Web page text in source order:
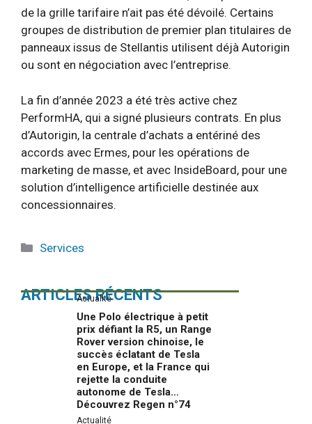
de la grille tarifaire n’ait pas été dévoilé. Certains
groupes de distribution de premier plan titulaires de
panneaux issus de Stellantis utilisent déjà Autorigin
ou sont en négociation avec l’entreprise.
La fin d’année 2023 a été très active chez
PerformHA, qui a signé plusieurs contrats. En plus
d’Autorigin, la centrale d’achats a entériné des
accords avec Ermes, pour les opérations de
marketing de masse, et avec InsideBoard, pour une
solution d’intelligence artificielle destinée aux
concessionnaires.
Catégories
Services
ARTICLES RÉCENTS
Actualité
Une Polo électrique à petit
prix défiant la R5, un Range
Rover version chinoise, le
succès éclatant de Tesla
en Europe, et la France qui
rejette la conduite
autonome de Tesla…
Découvrez Regen n°74
Actualité